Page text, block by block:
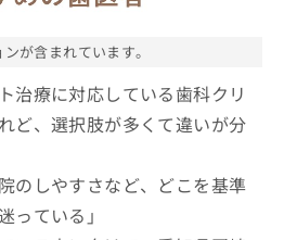
が含まれています。
治療に対応している歯科クリ
ど、選択肢が多くて違いが分
のしやすさなど、どこを基準
っている」